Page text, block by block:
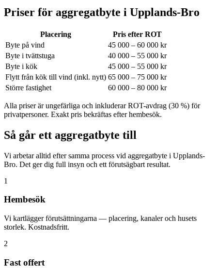
Priser för aggregatbyte i Upplands-Bro
Placering
Pris efter ROT
Byte på vind
45 000 – 60 000 kr
Byte i tvättstuga
40 000 – 55 000 kr
Byte i kök
45 000 – 55 000 kr
Flytt från kök till vind (inkl. nytt) 65 000 – 75 000 kr
Större fastighet
60 000 – 80 000 kr
Alla priser är ungefärliga och inkluderar ROT-avdrag (30 %) för
privatpersoner. Exakt pris bekräftas efter hembesök.
Så går ett aggregatbyte till
Vi arbetar alltid efter samma process vid aggregatbyte i Upplands-
Bro. Det ger dig full insyn och ett förutsägbart resultat.
1
Hembesök
Vi kartlägger förutsättningarna — placering, kanaler och husets
storlek. Kostnadsfritt.
2
Fast offert